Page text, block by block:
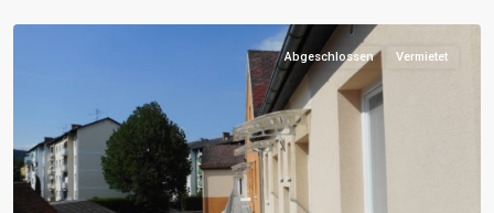
Abgeschlossen Vermietet